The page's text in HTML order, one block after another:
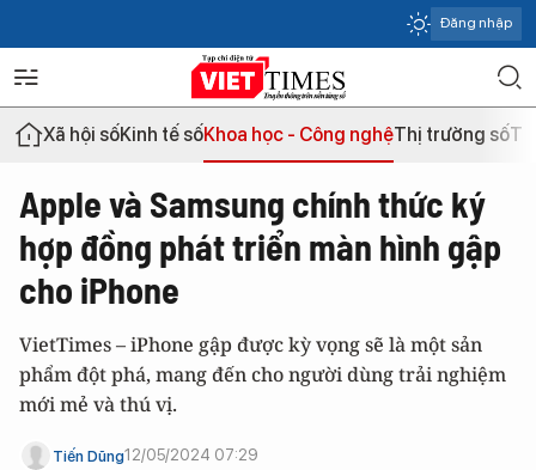
Đăng nhập
Xã hội sốKinh tế sốKhoa học - Công nghệThị trường số
Apple và Samsung chính thức ký
hợp đồng phát triển màn hình gập
cho iPhone
VietTimes – iPhone gập được kỳ vọng sẽ là một sản
phẩm đột phá, mang đến cho người dùng trải nghiệm
mới mẻ và thú vị.
Tiến Dũng12/05/2024 07:29